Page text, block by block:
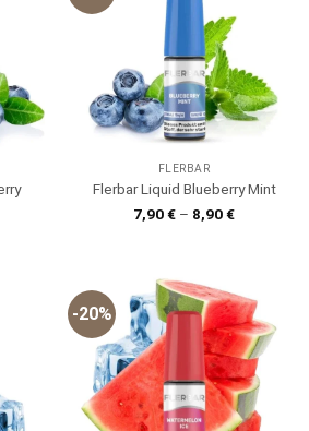
FLERBAR
Flerbar Liquid Blueberry Mint
7,90€ – 8,90€
-20%